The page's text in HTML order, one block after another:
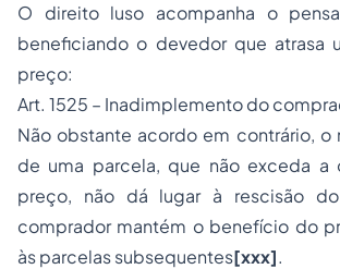
O direito luso acompanha o
beneficiando o devedor que atrasa
preço:
Art. 1525 – Inadimplemento do
Não obstante acordo em contrário, o
de uma parcela, que não exceda a
preço, não dá lugar à rescisão
comprador mantém o benefício do
às parcelas subsequentes[xxx].